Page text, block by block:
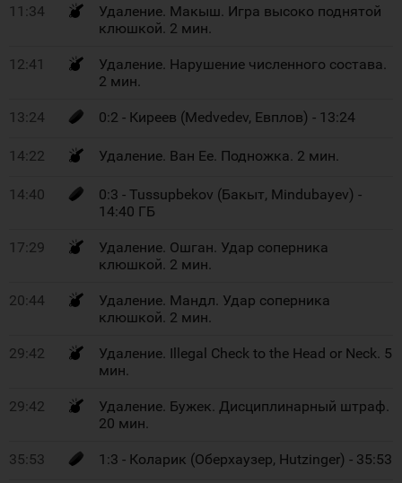
11:34
Удаление. Макыш. Игра высоко поднятой
клюшкой. 2 мин.
12:41
Удаление. Нарушение численного состава.
2 мин.
13:24 0:2 - Киреев (Medvedev, Евплов) - 13:24
14:22 Удаление. Ван Ее. Подножка. 2 мин.
14:40
0:3 - Tussupbekov (Бакыт, Mindubayev) -
14:40 ГБ
17:29
Удаление. Ошган. Удар соперника
клюшкой. 2 мин.
20:44
Удаление. Мандл. Удар соперника
клюшкой. 2 мин.
29:42
Удаление. Illegal Check to the Head or Neck. 5
мин.
29:42
Удаление. Бужек. Дисциплинарный штраф.
20 мин.
35:53 1:3 - Коларик (Оберхаузер, Hutzinger) - 35:53